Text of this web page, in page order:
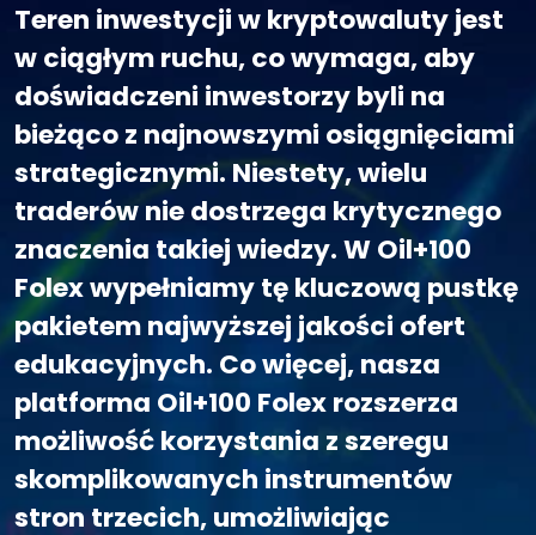
Teren inwestycji w kryptowaluty jest
w ciągłym ruchu, co wymaga, aby
doświadczeni inwestorzy byli na
bieżąco z najnowszymi osiągnięciami
strategicznymi. Niestety, wielu
traderów nie dostrzega krytycznego
znaczenia takiej wiedzy. W Oil+100
Folex wypełniamy tę kluczową pustkę
pakietem najwyższej jakości ofert
edukacyjnych. Co więcej, nasza
platforma Oil+100 Folex rozszerza
możliwość korzystania z szeregu
skomplikowanych instrumentów
stron trzecich, umożliwiając